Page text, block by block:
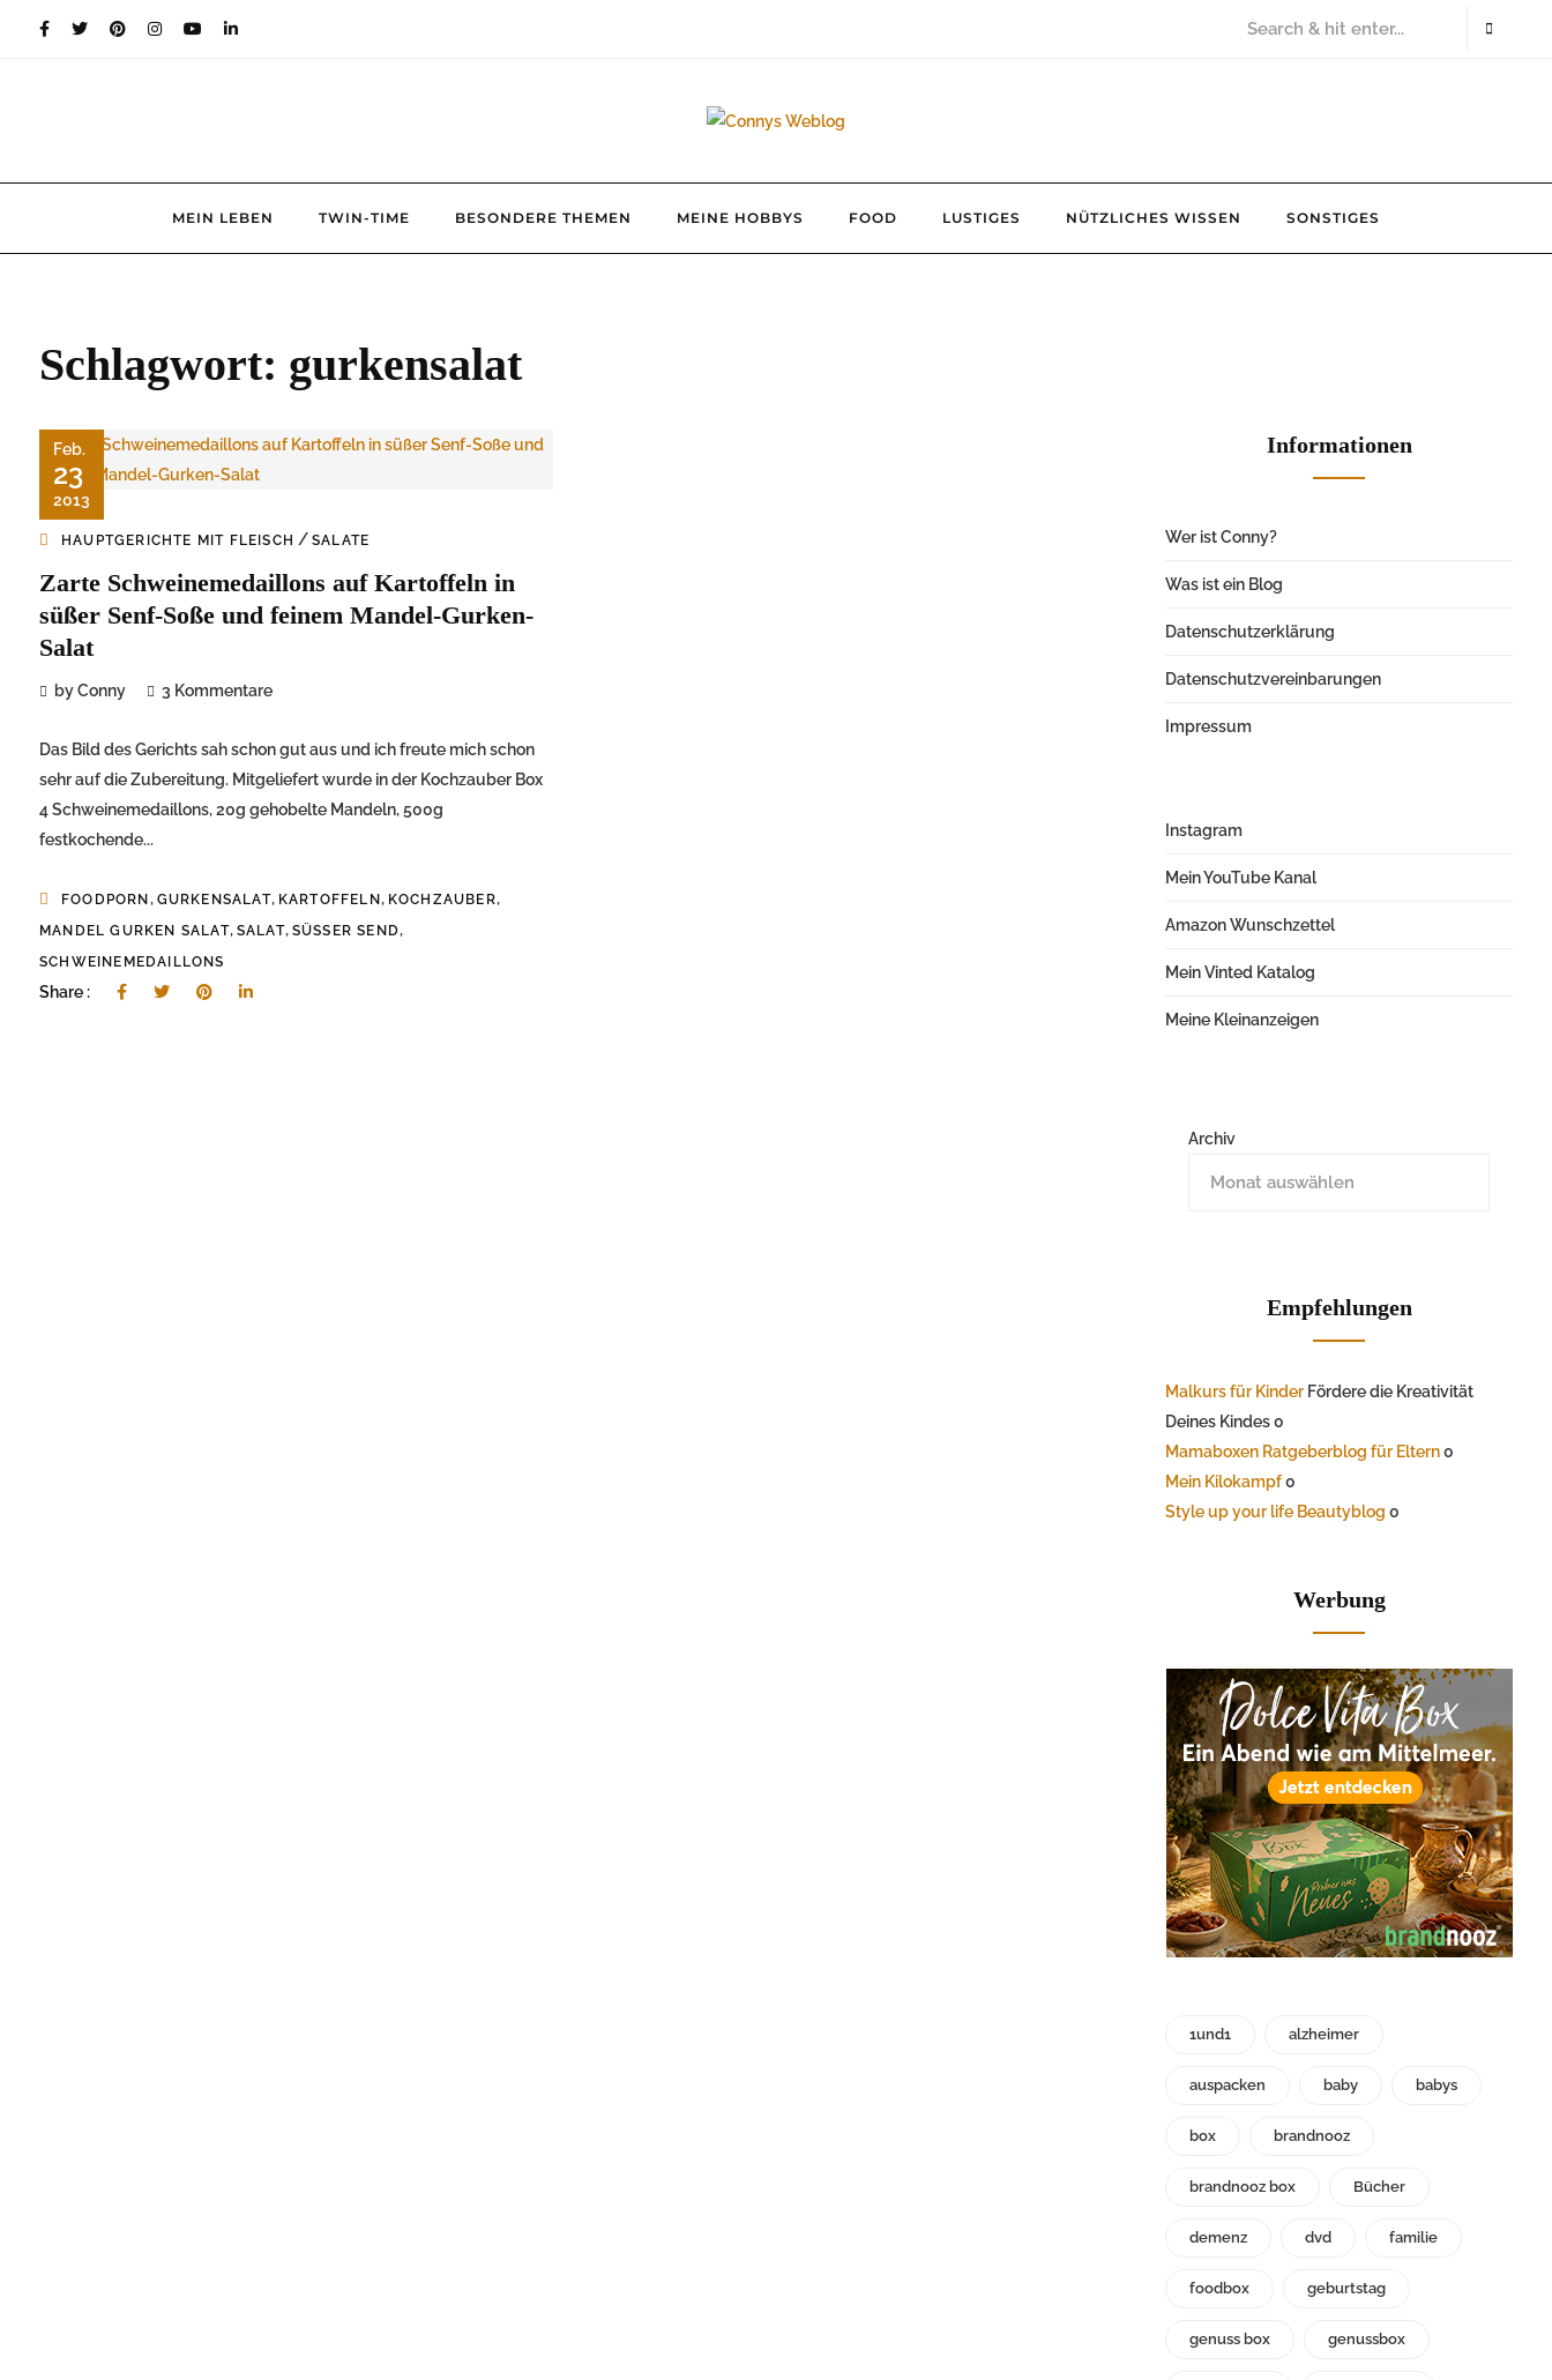
MEIN LEBEN TWIN-TIME BESONDERE THEMEN MEINE HOBBYS FOOD LUSTIGES NÜTZLICHES WISSEN SONSTIGES
Schlagwort: gurkensalat
Feb.
23
2013
HAUPTGERICHTE MIT FLEISCH / SALATE
Zarte Schweinemedaillons auf Kartoffeln in
süßer Senf-Soße und feinem Mandel-Gurken-
Salat
by Conny 3 Kommentare
Das Bild des Gerichts sah schon gut aus und ich freute mich schon
sehr auf die Zubereitung. Mitgeliefert wurde in der Kochzauber Box
4 Schweinemedaillons, 20g gehobelte Mandeln, 500g
festkochende...
FOODPORN , GURKENSALAT, KARTOFFELN , KOCHZAUBER,
MANDEL GURKEN SALAT, SALAT, SÜSSER SEND ,
SCHWEINEMEDAILLONS
Share :
Informationen
Wer ist Conny?
Was ist ein Blog
Datenschutzerklärung
Datenschutzvereinbarungen
Impressum
Instagram
Mein YouTube Kanal
Amazon Wunschzettel
Mein Vinted Katalog
Meine Kleinanzeigen
Archiv
Empfehlungen
Malkurs für Kinder Fördere die Kreativität
Deines Kindes 0
Mamaboxen Ratgeberblog für Eltern0
Mein Kilokampf0
Style up your life Beautyblog 0
Werbung
1und1 alzheimer
auspacken baby babys
box brandnooz
brandnooz box Bücher
demenz dvd familie
foodbox geburtstag
genuss box genussbox